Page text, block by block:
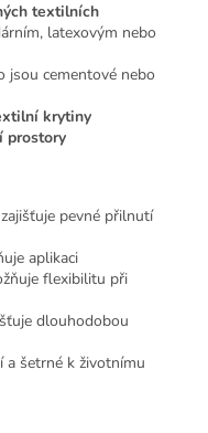
textilních
latexovým nebo
jsou cementové nebo
krytiny
prostory
pevné přilnutí
aplikaci
flexibilitu při
dlouhodobou
a šetrné k životnímu